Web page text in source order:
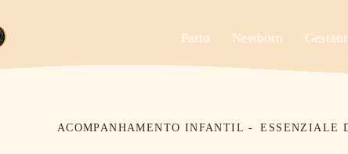
Parto Newborn
ACOMPANHAMENTO INFANTIL ESSENZIALE